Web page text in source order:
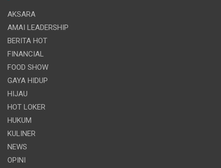
AKSARA
AMAI LEADERSHIP
BERITA HOT
FINANCIAL
FOOD SHOW
GAYA HIDUP
HIJAU
HOT LOKER
HUKUM
KULINER
NEWS
OPINI